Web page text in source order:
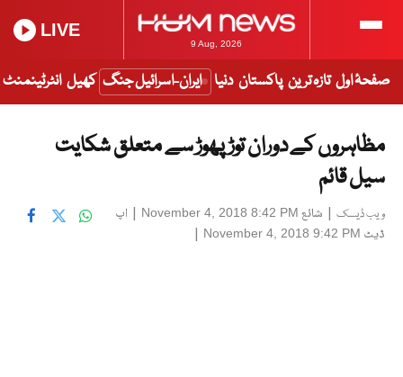
9 Aug, 2026
LIVE
صفحۂ اول تازہ ترین پاکستان دنیا ایران-اسرائیل جنگ کھیل انٹرٹینمنٹ
مظاہروں کے دوران توڑ پھوڑ سے متعلق شکایت
سیل قائم
ویب ڈیسک | شائع November 4, 2018 8:42 PM
| اپ
ڈیٹ November 4, 2018 9:42 PM
|